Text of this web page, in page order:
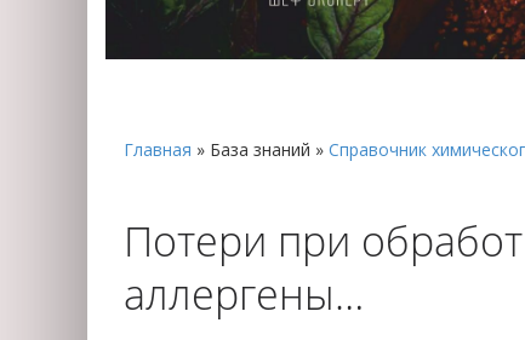
Главная » База знаний » Справочник
Потери при
аллергены…